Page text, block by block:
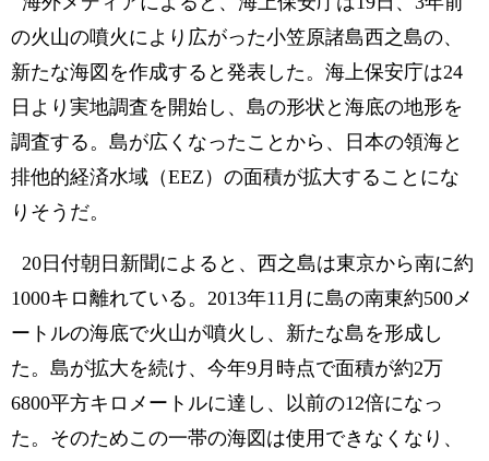
の火山の噴火により広がった小笠原諸島西之島の、
新たな海図を作成すると発表した。海上保安庁は24
日より実地調査を開始し、島の形状と海底の地形を
調査する。島が広くなったことから、日本の領海と
排他的経済水域（EEZ）の面積が拡大することにな
りそうだ。
20日付朝日新聞によると、西之島は東京から南に約
1000キロ離れている。2013年11月に島の南東約500メ
ートルの海底で火山が噴火し、新たな島を形成し
た。島が拡大を続け、今年9月時点で面積が約2万
6800平方キロメートルに達し、以前の12倍になっ
た。そのためこの一帯の海図は使用できなくなり、